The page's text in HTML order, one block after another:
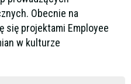
Obecnie na
się projektami Employee
w kulturze